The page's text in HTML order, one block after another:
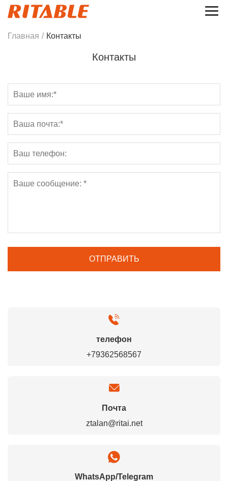
Главная / Контакты
Контакты
телефон
+79362568567
Почта
ztalan@ritai.net
WhatsApp/Telegram